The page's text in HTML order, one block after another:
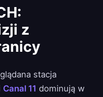
z
stacja
Canal 11 dominują w